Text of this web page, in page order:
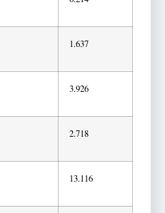
1.637
3.926
2.718
13.116